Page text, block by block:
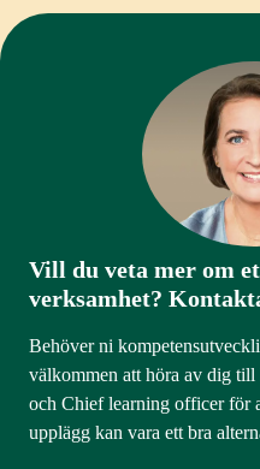
Vill du veta mer om
verksamhet?
Behöver ni
välkommen att höra av dig
och Chief learning officer för
upplägg kan vara ett bra